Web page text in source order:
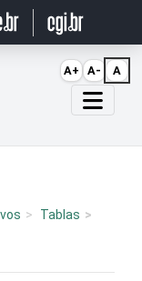
Tablas
A+ A- A